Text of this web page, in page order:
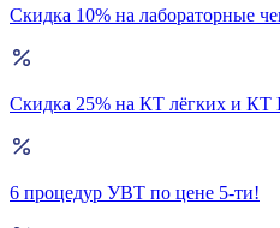
Скидка 10% на лабораторные
Скидка 25% на КТ лёгких и
6 процедур УВТ по цене 5-ти!